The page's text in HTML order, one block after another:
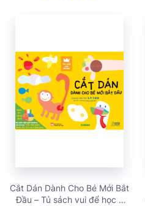
Cắt Dán Dành Cho Bé Mới Bắt
Đầu – Tủ sách vui để học –